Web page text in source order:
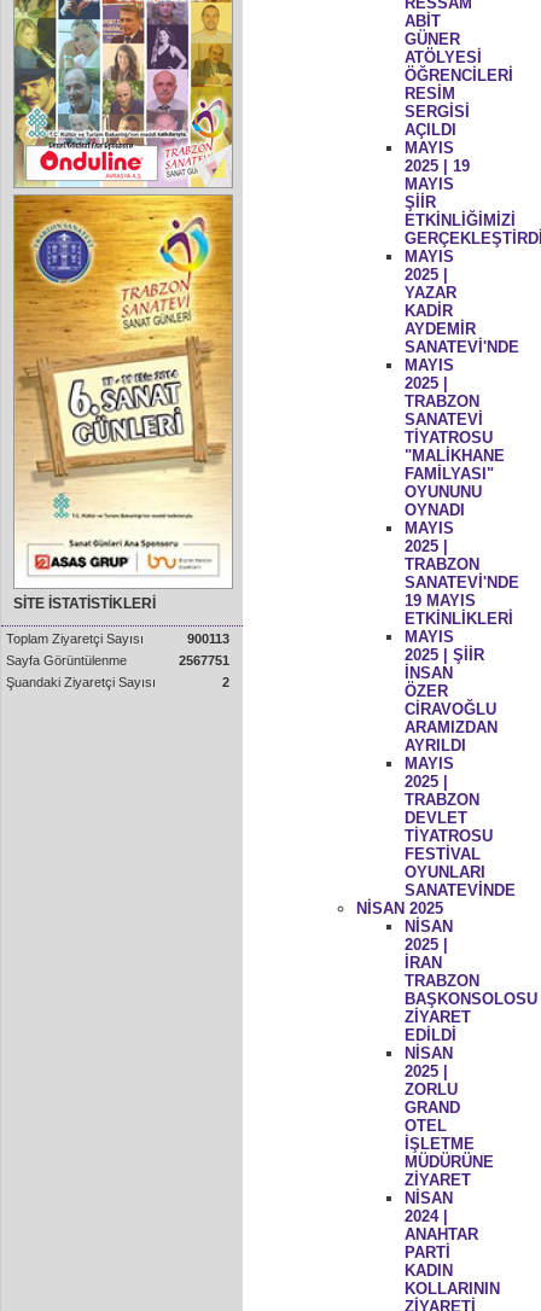
SİTE İSTATİSTİKLERİ
Toplam Ziyaretçi Sayısı
900113
Sayfa Görüntülenme
2567751
Şuandaki Ziyaretçi Sayısı
2
ABİT
GÜNER
ATÖLYESİ
ÖĞRENCİLERİ
RESİM
SERGİSİ
AÇILDI
MAYIS
2025 | 19
MAYIS
ŞİİR
ETKİNLİĞİMİZİ
MAYIS
2025 |
YAZAR
KADİR
AYDEMİR
SANATEVİ'NDE
MAYIS
2025 |
TRABZON
SANATEVİ
TİYATROSU
"MALİKHANE
FAMİLYASI"
OYUNUNU
OYNADI
MAYIS
2025 |
TRABZON
SANATEVİ'NDE
19 MAYIS
ETKİNLİKLERİ
MAYIS
2025 | ŞİİR
İNSAN
ÖZER
CİRAVOĞLU
ARAMIZDAN
AYRILDI
MAYIS
2025 |
TRABZON
DEVLET
TİYATROSU
FESTİVAL
OYUNLARI
SANATEVİNDE
NİSAN 2025
NİSAN
2025 |
İRAN
TRABZON
BAŞKONSOLOSU
ZİYARET
EDİLDİ
NİSAN
2025 |
ZORLU
GRAND
OTEL
İŞLETME
MÜDÜRÜNE
ZİYARET
NİSAN
2024 |
ANAHTAR
PARTİ
KADIN
KOLLARININ
ZİYARETİ